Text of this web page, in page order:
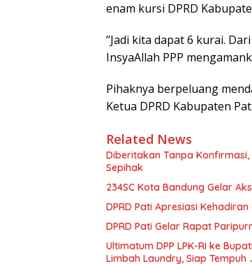
enam kursi DPRD
’’Jadi kita dapat 6 kurai.
InsyaAllah PPP
Pihaknya berpeluang
Ketua DPRD Kabupaten
Related News
Diberitakan Tanpa
Sepihak
234SC Kota Bandung Gelar
DPRD Pati Apresiasi
DPRD Pati Gelar Rapat
Ultimatum DPP LPK-RI ke
Limbah Laundry, Siap